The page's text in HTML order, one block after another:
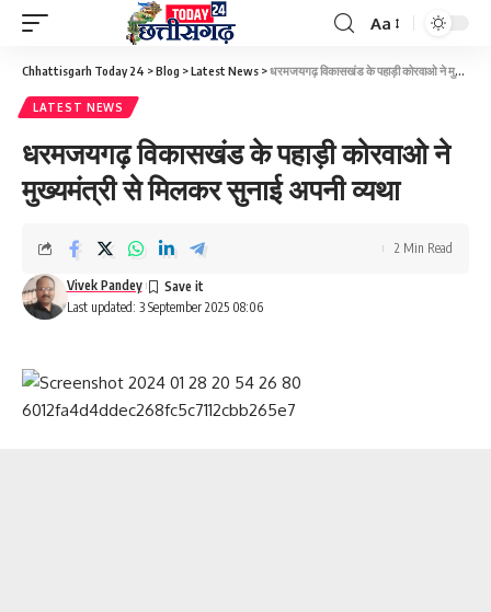
Font
Resizer
Aa
Chhattisgarh Today 24 >Blog >Latest News >धरमजयगढ़ विकासखंड के पहाड़ी कोरवाओ ने मुख्यमंत्री से मिलकर सुनाई अपनी व्यथा
LATEST NEWS
धरमजयगढ़ विकासखंड के पहाड़ी कोरवाओ ने
मुख्यमंत्री से मिलकर सुनाई अपनी व्यथा
Last updated: 3 September 2025 08:06
Vivek Pandey
2 Min Read